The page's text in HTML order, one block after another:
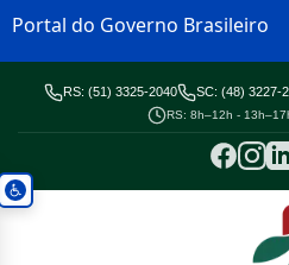
Portal do Governo Brasileiro
RS: (51) 3325-2040 SC: (48) 3227-
RS: 8h–12h -